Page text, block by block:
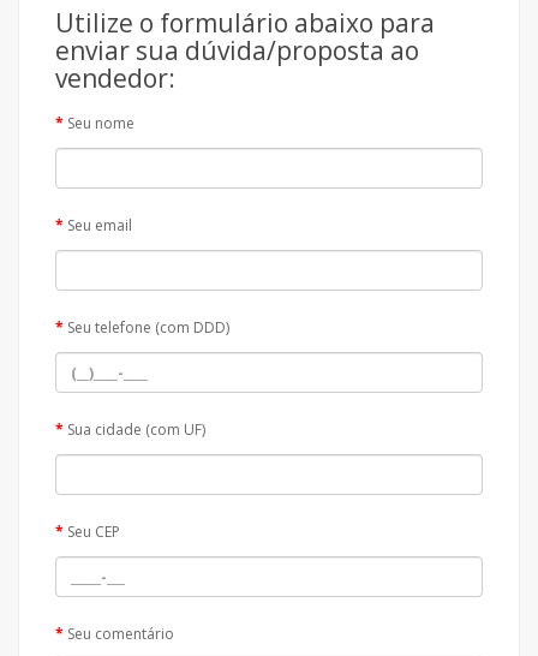
Utilize o formulário abaixo para
enviar sua dúvida/proposta ao
vendedor:
Seu nome
Seu email
Seu telefone (com DDD)
Sua cidade (com UF)
Seu CEP
Seu comentário